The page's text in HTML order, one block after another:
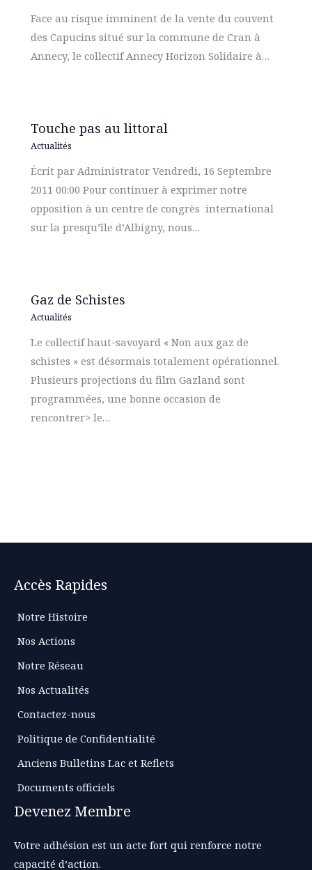
Face au risque imminent de la vente du couvent
des Capucins situé sur la commune de Cran à
Annecy, le collectif Annecy Horizon Solidaire à…
Touche pas au littoral
Actualités
Écrit par Administrator Vendredi, 16 Septembre
2011 00:00 Pour continuer à exprimer notre
opposition à un centre de congrès international
sur la presqu’île d’Albigny, nous…
Gaz de Schistes
Actualités
Le collectif haut-savoyard « Non aux gaz de
schistes » est désormais totalement opérationnel.
Plusieurs projections du film Gazland sont
programmées, une bonne occasion de
rencontrer> le…
Accès Rapides
Notre Histoire
Nos Actions
Notre Réseau
Nos Actualités
Contactez-nous
Politique de Confidentialité
Anciens Bulletins Lac et Reflets
Documents officiels
Devenez Membre
Votre adhésion est un acte fort qui renforce notre
capacité d’action.